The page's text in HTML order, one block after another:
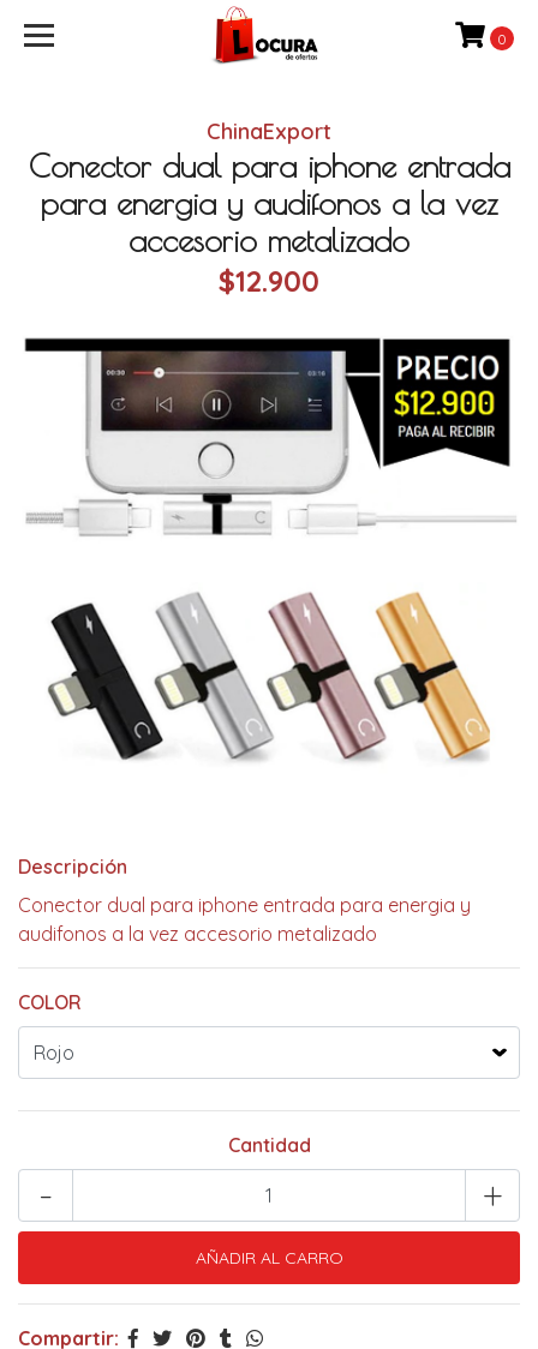
0
ChinaExport
Conector dual para iphone entrada
para energia y audifonos a la vez
accesorio metalizado
$12.900
Descripción
Conector dual para iphone entrada para energia y
audifonos a la vez accesorio metalizado
COLOR
Cantidad
+
-
Compartir: